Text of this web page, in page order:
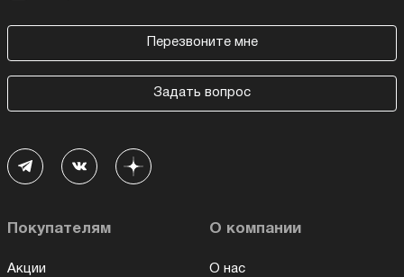
Перезвоните мне
Задать вопрос
Покупателям
Акции
О компании
О нас